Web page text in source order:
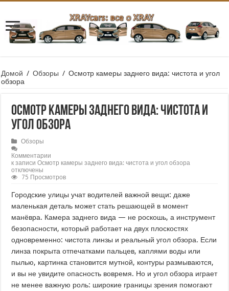
Домой / Обзоры / Осмотр камеры заднего вида: чистота и угол
обзора
Осмотр камеры заднего вида: чистота и
угол обзора
Обзоры
Комментарии
к записи Осмотр камеры заднего вида: чистота и угол обзора
отключены
75 Просмотров
Городские улицы учат водителей важной вещи: даже
маленькая деталь может стать решающей в момент
манёвра. Камера заднего вида — не роскошь, а инструмент
безопасности, который работает на двух плоскостях
одновременно: чистота линзы и реальный угол обзора. Если
линза покрыта отпечатками пальцев, каплями воды или
пылью, картинка становится мутной, контуры размываются,
и вы не увидите опасность вовремя. Но и угол обзора играет
не менее важную роль: широкие границы зрения помогают